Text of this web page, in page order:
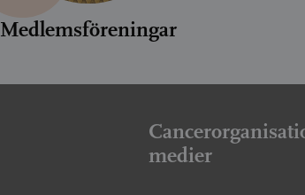
Medlemsföreningar
medier